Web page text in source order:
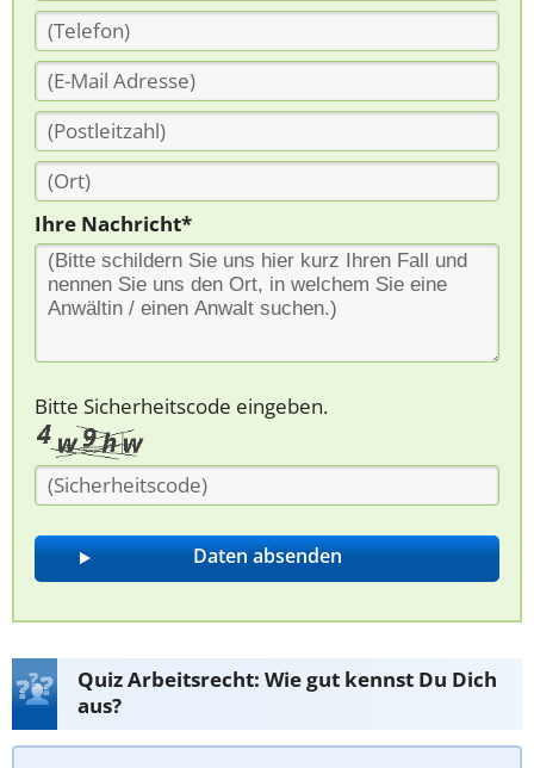
Ihre Nachricht*
Bitte Sicherheitscode eingeben.
Quiz Arbeitsrecht: Wie gut kennst Du Dich
aus?